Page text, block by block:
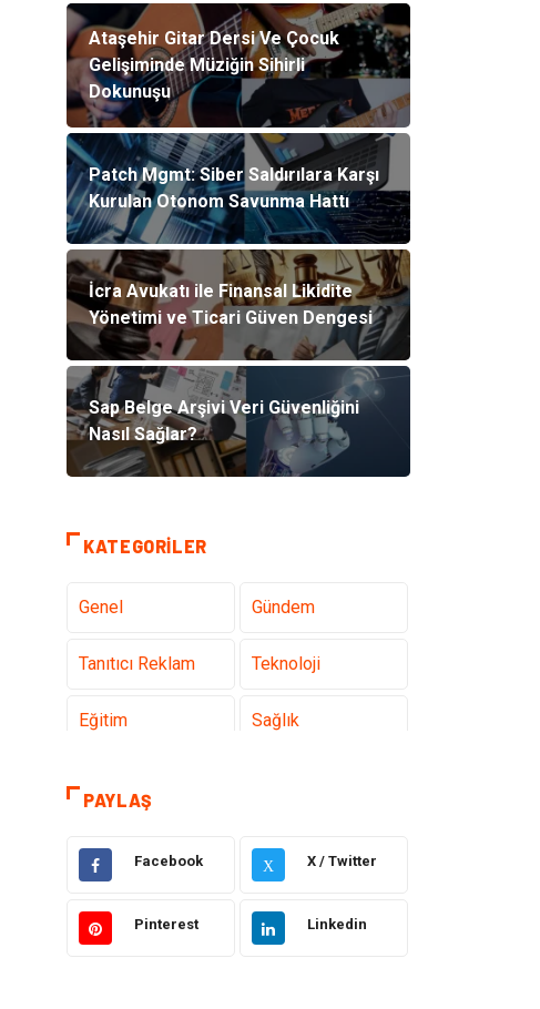
Ataşehir Gitar Dersi Ve Çocuk
Gelişiminde Müziğin Sihirli
Dokunuşu
Patch Mgmt: Siber Saldırılara Karşı
Kurulan Otonom Savunma Hattı
İcra Avukatı ile Finansal Likidite
Yönetimi ve Ticari Güven Dengesi
Sap Belge Arşivi Veri Güvenliğini
Nasıl Sağlar?
KATEGORILER
Genel Gündem
Tanıtıcı Reklam Teknoloji
Eğitim Sağlık
Bilgisayar &
Tatil
PAYLAŞ
Facebook X X / Twitter
Pinterest Linkedin